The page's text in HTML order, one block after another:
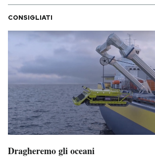
CONSIGLIATI
Dragheremo gli oceani